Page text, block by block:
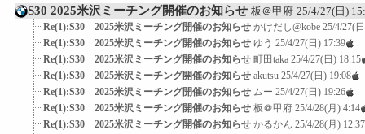
S30 2025米沢ミーチング開催のお知らせ 板＠甲府 25/4/27(日)
Re(1):S30 2025米沢ミーチング開催のお知らせ かけだし@kobe 25/4/27(
Re(1):S30 2025米沢ミーチング開催のお知らせ ゆう 25/4/27(日) 17:39
Re(1):S30 2025米沢ミーチング開催のお知らせ 町田taka 25/4/27(日) 18:15
Re(1):S30 2025米沢ミーチング開催のお知らせ akutsu 25/4/27(日) 19:08
Re(1):S30 2025米沢ミーチング開催のお知らせ ムー 25/4/27(日) 19:26
Re(1):S30 2025米沢ミーチング開催のお知らせ 板＠甲府 25/4/28(月) 4:14
Re(1):S30 2025米沢ミーチング開催のお知らせ かるかん 25/4/28(月) 12:37